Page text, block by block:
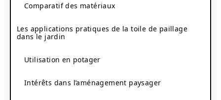
Comparatif des matériaux
Les applications pratiques de la toile de paillage
dans le jardin
Utilisation en potager
Intérêts dans l’aménagement paysager